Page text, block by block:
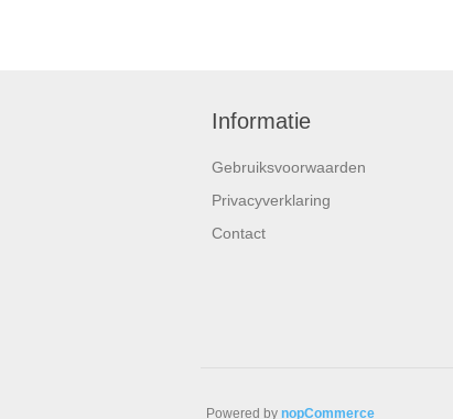
Informatie
Gebruiksvoorwaarden
Privacyverklaring
Contact
Powered by nopCommerce